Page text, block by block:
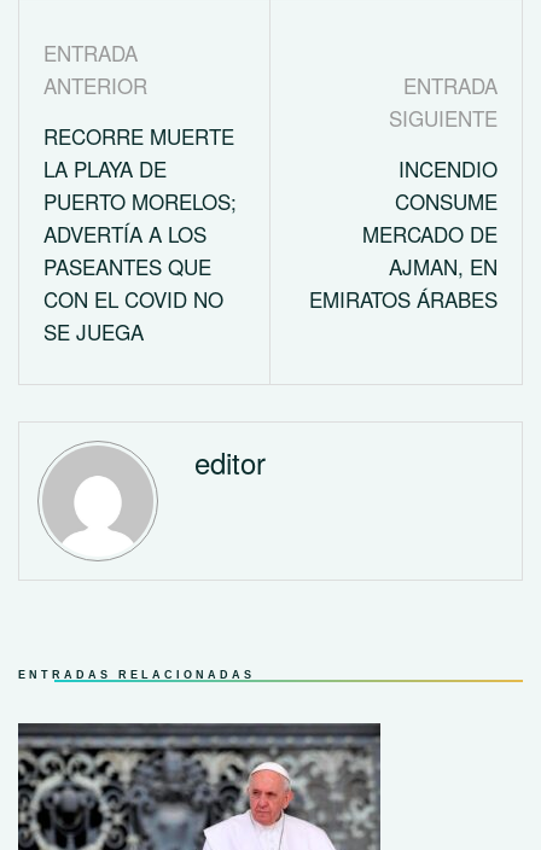
ENTRADA
ANTERIOR
RECORRE MUERTE
LA PLAYA DE
PUERTO MORELOS;
ADVERTÍA A LOS
PASEANTES QUE
CON EL COVID NO
SE JUEGA
ENTRADA
SIGUIENTE
INCENDIO
CONSUME
MERCADO DE
AJMAN, EN
EMIRATOS ÁRABES
editor
ENTRADAS RELACIONADAS